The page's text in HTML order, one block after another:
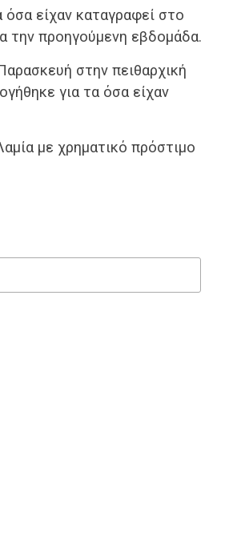
είχαν καταγραφεί στο
την προηγούμενη εβδομάδα.
στην πειθαρχική
για τα όσα είχαν
με χρηματικό πρόστιμο